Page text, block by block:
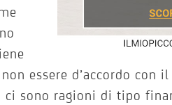
essere d’accordo con
ci sono ragioni di tipo